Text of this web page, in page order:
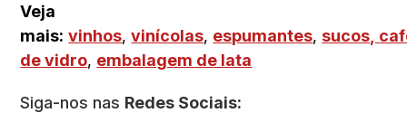
Veja
mais: vinhos,vinícolas, espumantes, sucos,
de vidro, embalagem de lata
Siga-nos nas Redes Sociais: